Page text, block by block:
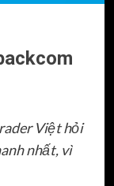
Việt hỏi
nhất, vì